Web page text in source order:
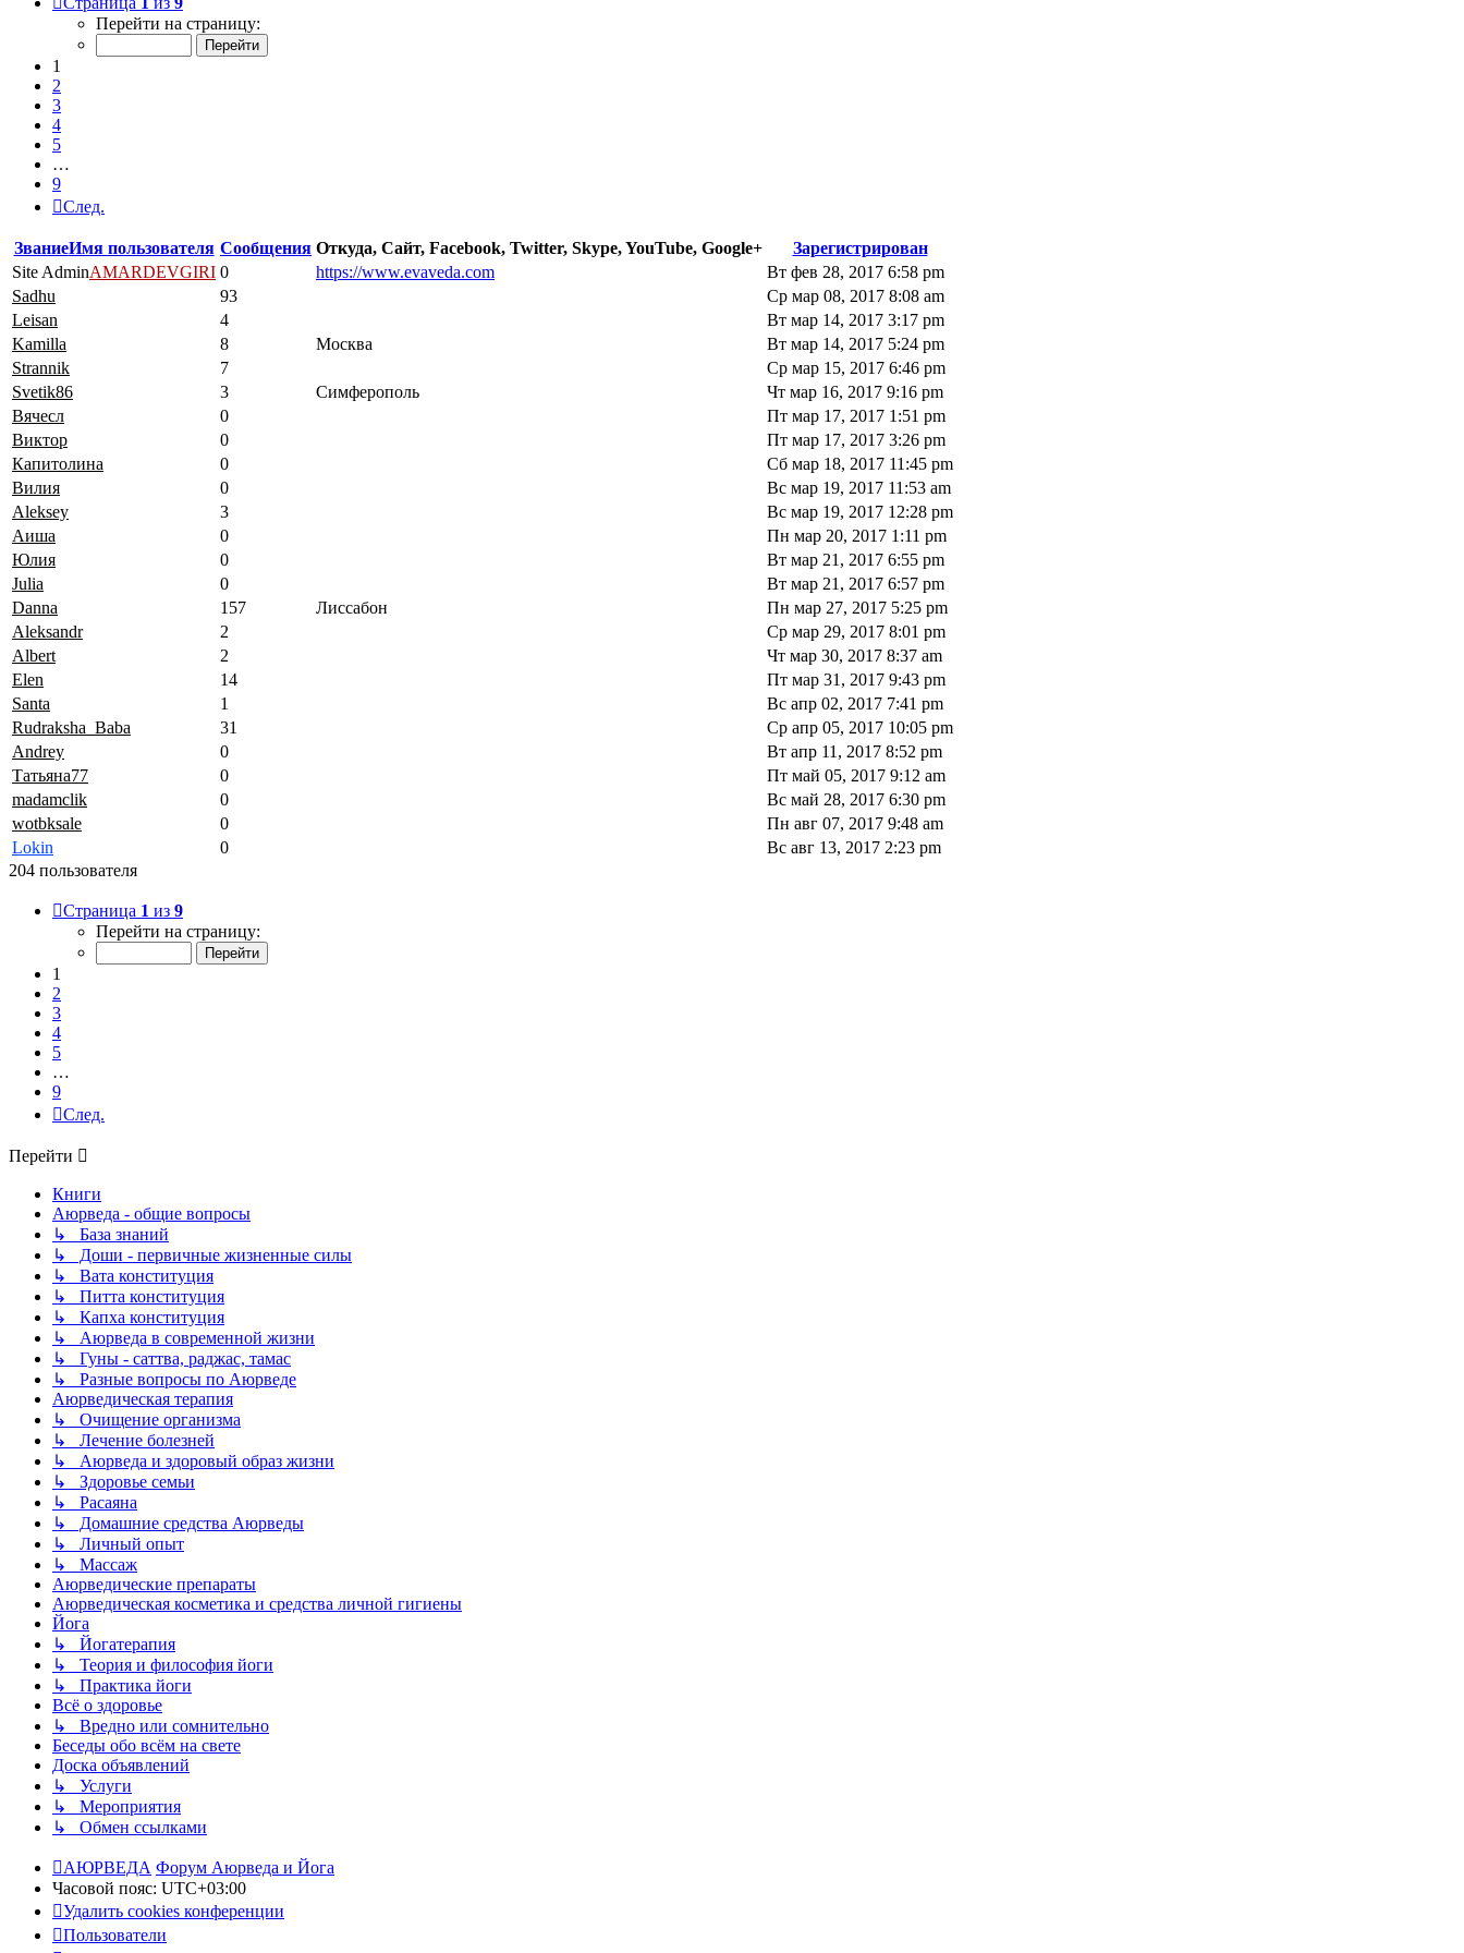
Перейти на страницу:
1
2
3
4
5
…
9
След.
ЗваниеИмя пользователя Сообщения Откуда, Сайт, Facebook, Twitter, Skype, YouTube, Google+
Зарегистрирован
Site AdminAMARDEVGIRI 0 https://www.evaveda.com
Вт фев 28, 2017 6:58 pm
Sadhu
93
Ср мар 08, 2017 8:08 am
Leisan
4
Вт мар 14, 2017 3:17 pm
Kamilla
8 Москва
Вт мар 14, 2017 5:24 pm
Strannik
7
Ср мар 15, 2017 6:46 pm
Svetik86
3 Симферополь
Чт мар 16, 2017 9:16 pm
Вячесл
0
Пт мар 17, 2017 1:51 pm
Виктор
0
Пт мар 17, 2017 3:26 pm
Капитолина
0
Сб мар 18, 2017 11:45 pm
Вилия
0
Вс мар 19, 2017 11:53 am
Aleksey
3
Вс мар 19, 2017 12:28 pm
Аиша
0
Пн мар 20, 2017 1:11 pm
Юлия
0
Вт мар 21, 2017 6:55 pm
Julia
0
Вт мар 21, 2017 6:57 pm
Danna
157 Лиссабон
Пн мар 27, 2017 5:25 pm
Aleksandr
2
Ср мар 29, 2017 8:01 pm
Albert
2
Чт мар 30, 2017 8:37 am
Elen
14
Пт мар 31, 2017 9:43 pm
Santa
1
Вс апр 02, 2017 7:41 pm
Rudraksha_Baba
31
Ср апр 05, 2017 10:05 pm
Andrey
0
Вт апр 11, 2017 8:52 pm
Татьяна77
0
Пт май 05, 2017 9:12 am
madamclik
0
Вс май 28, 2017 6:30 pm
wotbksale
0
Пн авг 07, 2017 9:48 am
Lokin
0
Вс авг 13, 2017 2:23 pm
204 пользователя
Страница 1 из 9
Перейти на страницу:
1
2
3
4
5
…
9
След.
Перейти
Книги
Аюрведа - общие вопросы
↳ База знаний
↳ Доши - первичные жизненные силы
↳ Вата конституция
↳ Питта конституция
↳ Капха конституция
↳ Аюрведа в современной жизни
↳ Гуны - саттва, раджас, тамас
↳ Разные вопросы по Аюрведе
Аюрведическая терапия
↳ Очищение организма
↳ Лечение болезней
↳ Аюрведа и здоровый образ жизни
↳ Здоровье семьи
↳ Расаяна
↳ Домашние средства Аюрведы
↳ Личный опыт
↳ Массаж
Аюрведические препараты
Аюрведическая косметика и средства личной гигиены
Йога
↳ Йогатерапия
↳ Теория и философия йоги
↳ Практика йоги
Всё о здоровье
↳ Вредно или сомнительно
Беседы обо всём на свете
Доска объявлений
↳ Услуги
↳ Мероприятия
↳ Обмен ссылками
АЮРВЕДА Форум Аюрведа и Йога
Часовой пояс: UTC+03:00
Удалить cookies конференции
Пользователи